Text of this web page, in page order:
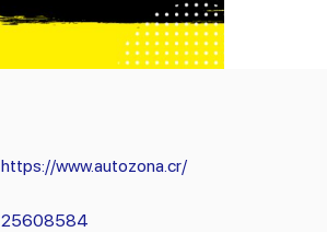
https://www.autozona.cr/
25608584